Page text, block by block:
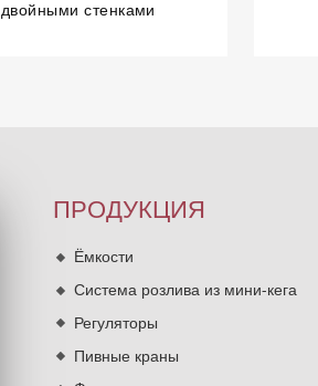
двойными стенками
ПРОДУКЦИЯ
Ёмкости
Система розлива из мини-кега
Регуляторы
Пивные краны